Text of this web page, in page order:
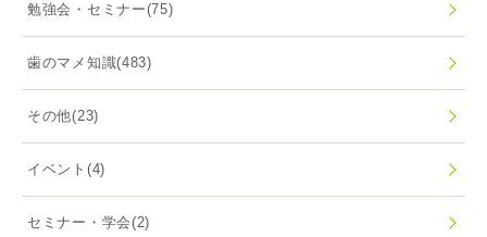
勉強会・セミナー(75)
歯のマメ知識(483)
その他(23)
イベント (4)
セミナー・学会(2)